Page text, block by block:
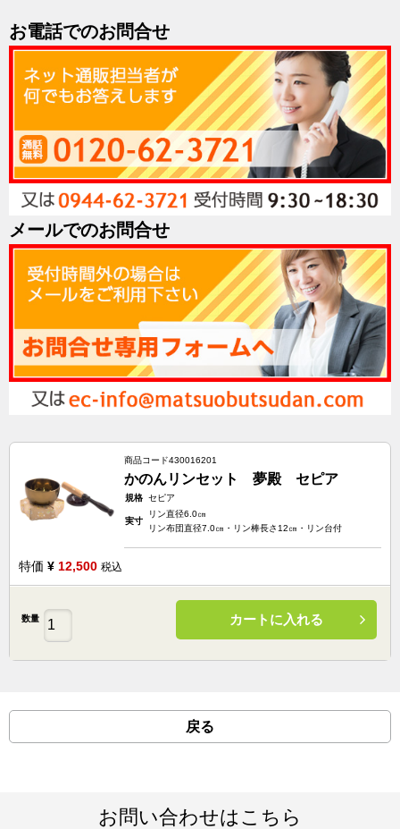
お電話でのお問合せ
メールでのお問合せ
商品コード430016201
かのんリンセット 夢殿 セピア
規格 セピア
実寸
リン直径6.0㎝
リン布団直径7.0㎝・リン棒長さ12㎝・リン台付
特価 ¥ 12,500 税込
数量 カートに入れる
戻る
お問い合わせはこちら